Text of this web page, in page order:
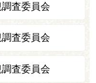
査委員会
査委員会
査委員会